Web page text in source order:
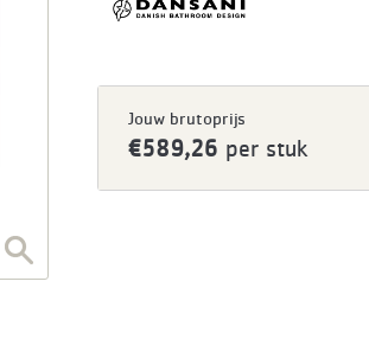
Jouw brutoprijs
€589,26 per stuk